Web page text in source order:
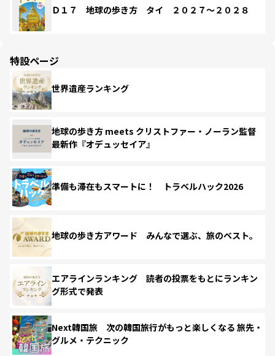
Ｄ１７ 地球の歩き方 タイ ２０２７～２０２８
特設ページ
世界遺産ランキング
地球の歩き方 meets クリストファー・ノーラン監督
最新作『オデュッセイア』
準備も滞在もスマートに！ トラベルハック2026
地球の歩き方アワード みんなで選ぶ、旅のベスト。
エアラインランキング 読者の投票をもとにランキン
グ形式で発表
Next韓国旅 次の韓国旅行がもっと楽しくなる 旅先・
グルメ・テクニック